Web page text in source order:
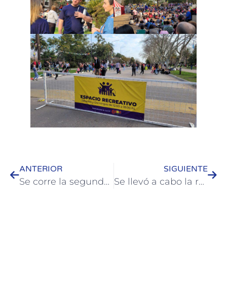
ANTERIOR
Se corre la segunda fecha de la Maratón Barrial e Institucional 2023
SIGUIENTE
Se llevó a cabo la reunión mensual de la Microrregión “Tierra de Palmares”